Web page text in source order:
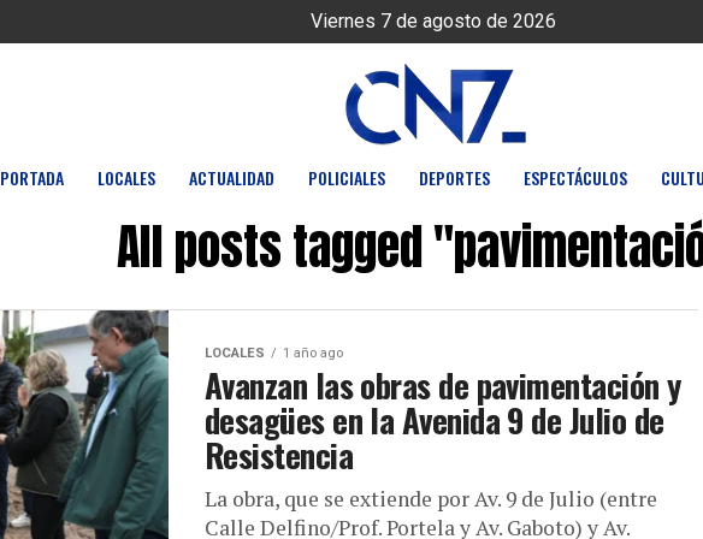
Viernes 7 de agosto de 2026
PORTADA LOCALES ACTUALIDAD POLICIALES DEPORTES ESPECTÁCULOS
All posts tagged
LOCALES 1 año ago
Avanzan las obras de pavimentación y
desagües en la Avenida 9 de Julio de
Resistencia
La obra, que se extiende por Av. 9 de Julio (entre
Calle Delfino/Prof. Portela y Av. Gaboto) y Av.